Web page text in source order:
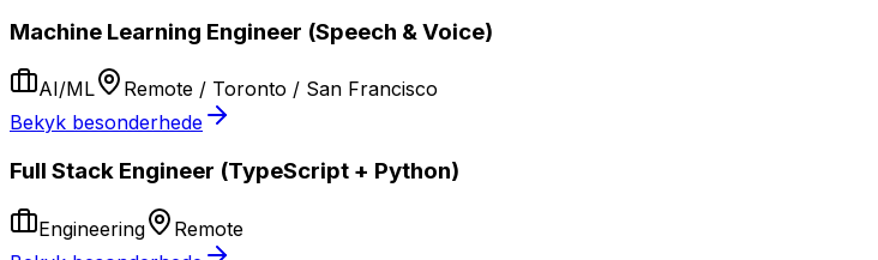
Machine Learning Engineer (Speech & Voice)
AI/ML
Remote / Toronto / San Francisco
Bekyk besonderhede
Full Stack Engineer (TypeScript + Python)
Engineering
Remote